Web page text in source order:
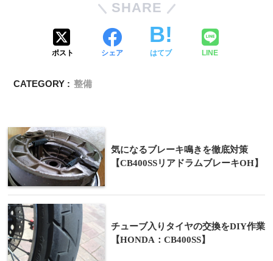
SHARE
ポスト シェア はてブ LINE
CATEGORY : 整備
気になるブレーキ鳴きを徹底対策
【CB400SSリアドラムブレーキOH】
チューブ入りタイヤの交換をDIY作業
【HONDA：CB400SS】